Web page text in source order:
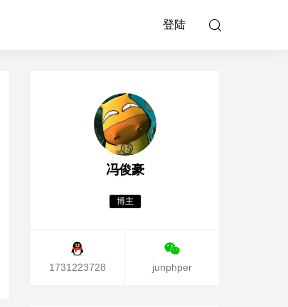
登陆
冯俊豪
博主
1731223728 junphper